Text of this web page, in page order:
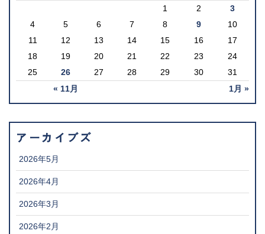
« 11月 1月 »
1 2
3
4
5 6 7 8 9
10
11
12 13 14 15 16
17
18
19 20 21 22 23
24
25
26 27 28 29 30 31
アーカイブズ
2026年5月
2026年4月
2026年3月
2026年2月